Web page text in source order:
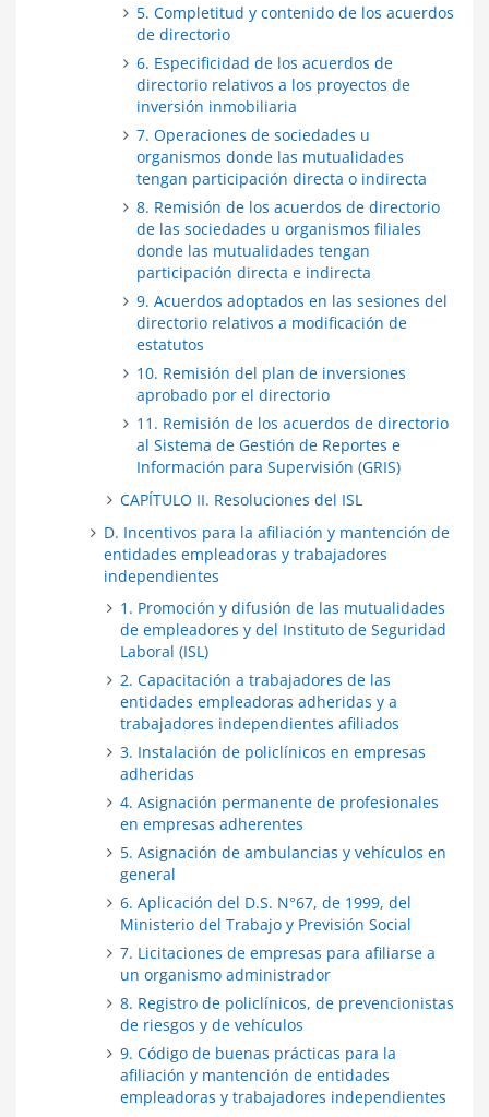
5. Completitud y contenido de los acuerdos
de directorio
6. Especificidad de los acuerdos de
directorio relativos a los proyectos de
inversión inmobiliaria
7. Operaciones de sociedades u
organismos donde las mutualidades
tengan participación directa o indirecta
8. Remisión de los acuerdos de directorio
de las sociedades u organismos filiales
donde las mutualidades tengan
participación directa e indirecta
9. Acuerdos adoptados en las sesiones del
directorio relativos a modificación de
estatutos
10. Remisión del plan de inversiones
aprobado por el directorio
11. Remisión de los acuerdos de directorio
al Sistema de Gestión de Reportes e
Información para Supervisión (GRIS)
CAPÍTULO II. Resoluciones del ISL
D. Incentivos para la afiliación y mantención de
entidades empleadoras y trabajadores
independientes
1. Promoción y difusión de las mutualidades
de empleadores y del Instituto de Seguridad
Laboral (ISL)
2. Capacitación a trabajadores de las
entidades empleadoras adheridas y a
trabajadores independientes afiliados
3. Instalación de policlínicos en empresas
adheridas
4. Asignación permanente de profesionales
en empresas adherentes
5. Asignación de ambulancias y vehículos en
general
6. Aplicación del D.S. N°67, de 1999, del
Ministerio del Trabajo y Previsión Social
7. Licitaciones de empresas para afiliarse a
un organismo administrador
8. Registro de policlínicos, de prevencionistas
de riesgos y de vehículos
9. Código de buenas prácticas para la
afiliación y mantención de entidades
empleadoras y trabajadores independientes